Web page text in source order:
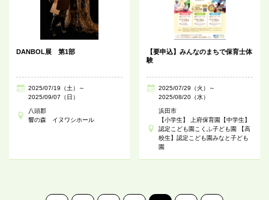
DANBOL展 第1部
2025/07/19（土）～
2025/09/07（日）
八頭郡
響の森 イヌワシホール
【要申込】みんなのまちで保育士体
験
2025/07/29（火）～
2025/08/20（水）
浜田市
【小学生】 上府保育園【中学生】
認定こども園こくふ子ども園 【高
校生】認定こども園みなと子ども
園